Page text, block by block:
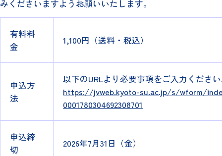
みくださいますようお願いいたします。
有料料
金
1,100円（送料・税込）
申込方
法
以下のURLより必要事項をご入力くださ
https://jvweb.kyoto-su.ac.jp/s/wform/
0001780304692308701
申込締
切
2026年7月31日（金）